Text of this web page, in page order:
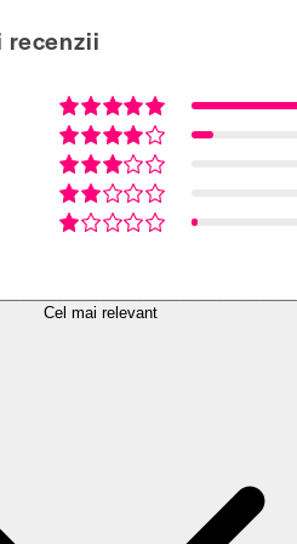
recenzii
Cel mai relevant